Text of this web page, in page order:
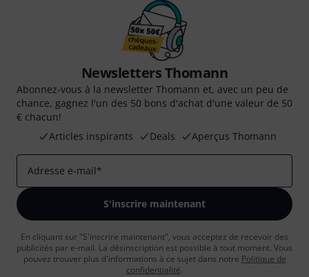
Newsletters Thomann
Abonnez-vous à la newsletter Thomann et, avec un peu de
chance, gagnez l'un des 50 bons d'achat d'une valeur de 50
€ chacun!
Articles inspirants
Deals Aperçus Thomann
Adresse e-mail*
S'inscrire maintenant
En cliquant sur "S'inscrire maintenant", vous acceptez de recevoir des
publicités par e-mail. La désinscription est possible à tout moment. Vous
pouvez trouver plus d'informations à ce sujet dans notre Politique de
confidentialité.